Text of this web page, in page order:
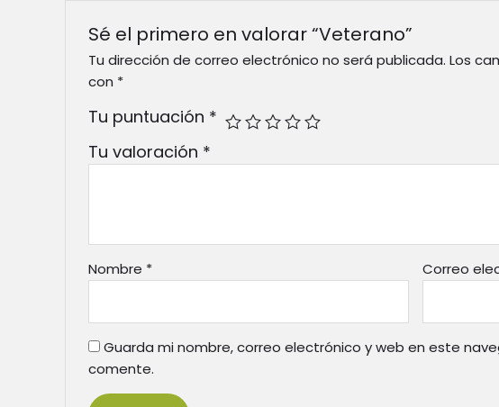
Sé el primero en valorar “Veterano”
Tu dirección de correo electrónico no será publicada. Los
con *
Tu puntuación *
Tu valoración *
Nombre * Correo
Guarda mi nombre, correo electrónico y web en este
comente.